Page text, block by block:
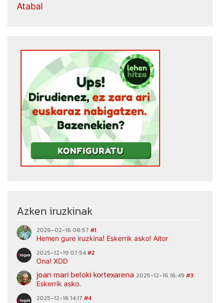
Atabal
Azken iruzkinak
2026-02-16 08:57 #1
Hemen gure iruzkina! Eskerrik asko! Aitor
2025-12-19 07:54#2
Ona! XDD
joan mari beloki kortexarena 2025-12-16 16:49 #3
Eskerrik asko.
2025-12-16 14:17 #4